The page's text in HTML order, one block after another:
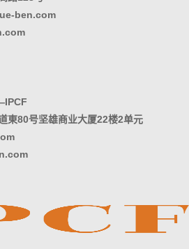
ben.com
東80号坚雄商业大厦22楼2单元